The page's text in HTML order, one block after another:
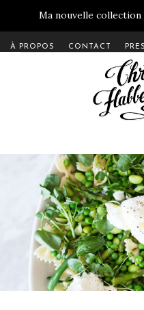
Ma nouvelle
À PROPOS CONTACT